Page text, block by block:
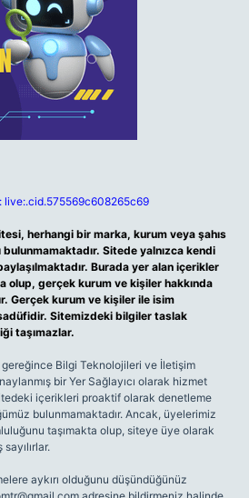
live:.cid.575569c608265c69
herhangi bir marka, kurum veya şahıs
Sitede yalnızca kendi
Burada yer alan içerikler
olup, gerçek kurum ve kişiler hakkında
Gerçek kurum ve kişiler ile isim
Sitemizdeki bilgiler taslak
taşımazlar.
gereğince Bilgi Teknolojileri ve İletişim
bir Yer Sağlayıcı olarak hizmet
içerikleri proaktif olarak denetleme
bulunmamaktadır. Ancak, üyelerimiz
taşımakta olup, siteye üye olarak
aykırı olduğunu düşündüğünüz